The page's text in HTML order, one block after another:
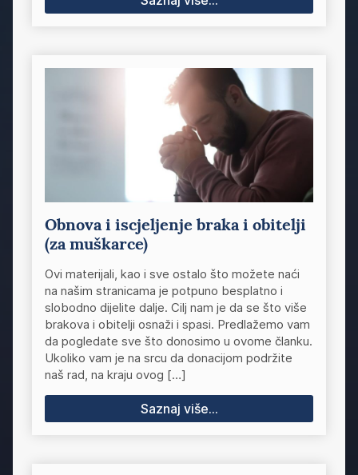
Obnova i iscjeljenje braka i obitelji
(za muškarce)
Ovi materijali, kao i sve ostalo što možete naći
na našim stranicama je potpuno besplatno i
slobodno dijelite dalje. Cilj nam je da se što više
brakova i obitelji osnaži i spasi. Predlažemo vam
da pogledate sve što donosimo u ovome članku.
Ukoliko vam je na srcu da donacijom podržite
naš rad, na kraju ovog […]
Saznaj više...